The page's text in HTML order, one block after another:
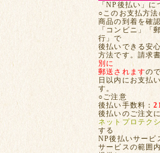
「NP後払い」に
○このお支払方法
商品の到着を確
「コンビニ」「
行」で
後払いできる安
方法です。請求書
別に
郵送されますの
日以内にお支払
す。
○ご注意
後払い手数料：
後払いのご注文に
ネットプロテク
する
NP後払いサービ
サービスの範囲